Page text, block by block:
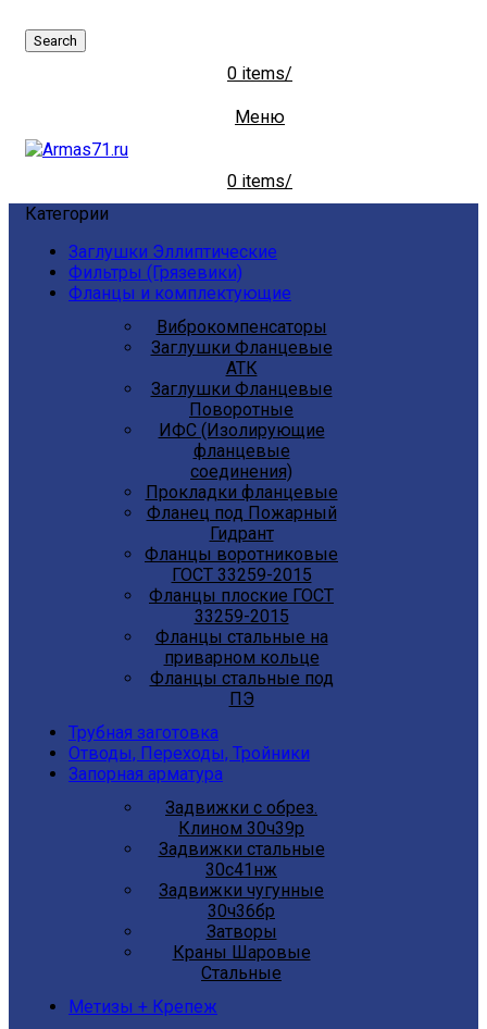
Search
0 items/
Меню
0 items/
Категории
Заглушки Эллиптические
Фильтры (Грязевики)
Фланцы и комплектующие
Виброкомпенсаторы
Заглушки Фланцевые
АТК
Заглушки Фланцевые
Поворотные
ИФС (Изолирующие
фланцевые
соединения)
Прокладки фланцевые
Фланец под Пожарный
Гидрант
Фланцы воротниковые
ГОСТ 33259-2015
Фланцы плоские ГОСТ
33259-2015
Фланцы стальные на
приварном кольце
Фланцы стальные под
ПЭ
Трубная заготовка
Отводы, Переходы, Тройники
Запорная арматура
Задвижки с обрез.
Клином 30ч39р
Задвижки стальные
30с41нж
Задвижки чугунные
30ч36бр
Затворы
Краны Шаровые
Стальные
Метизы + Крепеж